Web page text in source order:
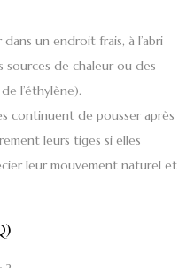
un endroit frais, à l’abri
de chaleur ou des
l’éthylène).
continuent de pousser après
leurs tiges si elles
leur mouvement naturel et